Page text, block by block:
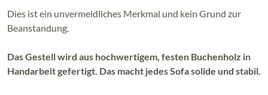
Dies ist ein unvermeidliches Merkmal und kein Grund zur
Beanstandung.
Das Gestell wird aus hochwertigem, festen Buchenholz in
Handarbeit gefertigt. Das macht jedes Sofa solide und stabil.